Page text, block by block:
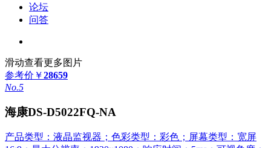
论坛
问答
滑动查看更多图片
参考价 ￥28659
No.5
海康DS-D5022FQ-NA
产品类型：液晶监视器；色彩类型：彩色；屏幕类型：宽屏